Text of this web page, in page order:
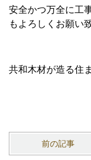
安全かつ万全に工
もよろしくお願い
共和木材が造る住
（設計
前の記事